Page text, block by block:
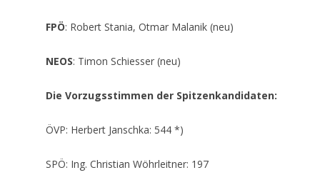
FPÖ: Robert Stania, Otmar Malanik (neu)
NEOS: Timon Schiesser (neu)
Die Vorzugsstimmen der Spitzenkandidaten:
ÖVP: Herbert Janschka: 544 *)
SPÖ: Ing. Christian Wöhrleitner: 197